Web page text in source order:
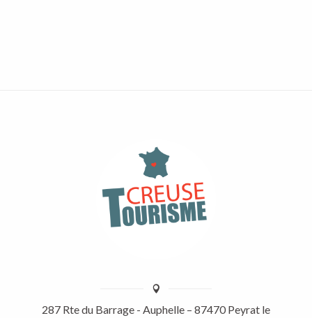
287 Rte du Barrage - Auphelle – 87470 Peyrat le